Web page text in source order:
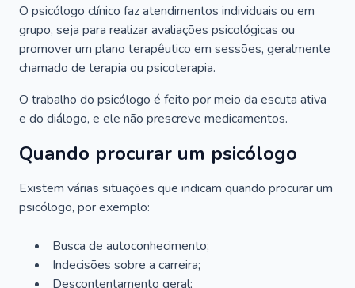
O psicólogo clínico faz atendimentos individuais ou em
grupo, seja para realizar avaliações psicológicas ou
promover um plano terapêutico em sessões, geralmente
chamado de terapia ou psicoterapia.
O trabalho do psicólogo é feito por meio da escuta ativa
e do diálogo, e ele não prescreve medicamentos.
Quando procurar um psicólogo
Existem várias situações que indicam quando procurar um
psicólogo, por exemplo:
Busca de autoconhecimento;
Indecisões sobre a carreira;
Descontentamento geral;